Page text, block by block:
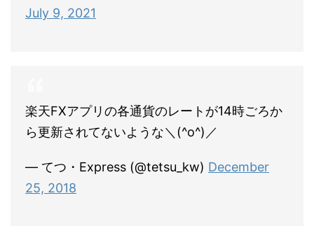
July 9, 2021
楽天FXアプリの各通貨のレートが14時ごろか
ら更新されてないような＼(^o^)／
— てつ・Express (@tetsu_kw) December
25, 2018